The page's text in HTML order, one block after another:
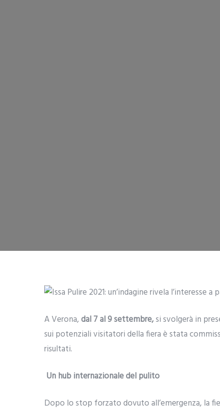
A Verona,dal 7 al 9 settembre,si svolgerà in
sui potenziali visitatori della fiera è stata
risultati.
Un hub internazionale del pulito
Dopo lo stop forzato dovuto all’emergenza, la